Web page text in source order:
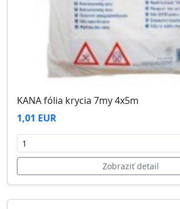
KANA fólia krycia 7my 4x5m
1,01 EUR
Zobraziť detail